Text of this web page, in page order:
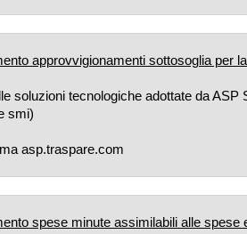
approvvigionamenti sottosoglia per
soluzioni tecnologiche adottate da
smi)
asp.traspare.com
spese minute assimilabili alle spese